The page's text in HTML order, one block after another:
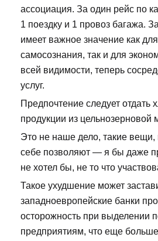
ассоциация. За один рейс по
1 поездку и 1 провоз багажа.
имеет важное значение как
самосознания, так и для
всей видимости, теперь
услуг.
Предпочтение следует отдать
продукции из цельнозерновой
Это не наше дело, такие вещи,
себе позволяют — я бы даже
не хотел бы, не то что
Такое ухудшение может
западноевропейские банки
осторожность при выделении
предприятиям, что еще